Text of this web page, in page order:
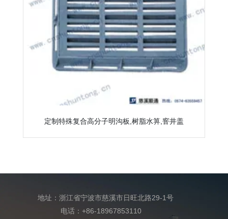
定制特殊复合高分子明沟板,树脂水箅,窨井盖
地址：浙江省宁波市慈溪市日旺北路29-1号
电话：+86-18967853110